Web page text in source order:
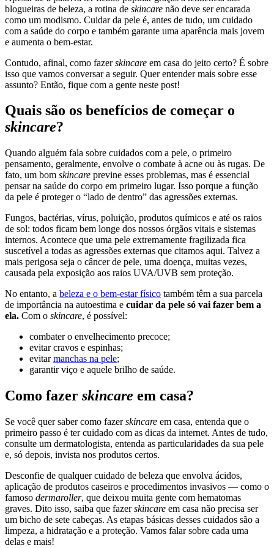
blogueiras de beleza, a rotina de skincare não deve ser encarada
como um modismo. Cuidar da pele é, antes de tudo, um cuidado
com a saúde do corpo e também garante uma aparência mais jovem
e aumenta o bem-estar.
Contudo, afinal, como fazerskincare em casa do jeito certo? É sobre
isso que vamos conversar a seguir. Quer entender mais sobre esse
assunto? Então, fique com a gente neste post!
Quais são os benefícios de começar o
skincare?
Quando alguém fala sobre cuidados com a pele, o primeiro
pensamento, geralmente, envolve o combate à acne ou às rugas. De
fato, um bom skincare previne esses problemas, mas é essencial
pensar na saúde do corpo em primeiro lugar. Isso porque a função
da pele é proteger o “lado de dentro” das agressões externas.
Fungos, bactérias, vírus, poluição, produtos químicos e até os raios
de sol: todos ficam bem longe dos nossos órgãos vitais e sistemas
internos. Acontece que uma pele extremamente fragilizada fica
suscetível a todas as agressões externas que citamos aqui. Talvez a
mais perigosa seja o câncer de pele, uma doença, muitas vezes,
causada pela exposição aos raios UVA/UVB sem proteção.
No entanto, a beleza e o bem-estar físico também têm a sua parcela
de importância na autoestima e cuidar da pele só vai fazer bem a
ela. Com o skincare, é possível:
combater o envelhecimento precoce;
evitar cravos e espinhas;
evitarmanchas na pele;
garantir viço e aquele brilho de saúde.
Como fazer skincare em casa?
Se você quer saber como fazerskincare em casa, entenda que o
primeiro passo é ter cuidado com as dicas da internet. Antes de tudo,
consulte um dermatologista, entenda as particularidades da sua pele
e, só depois, invista nos produtos certos.
Desconfie de qualquer cuidado de beleza que envolva ácidos,
aplicação de produtos caseiros e procedimentos invasivos — como o
famoso dermaroller, que deixou muita gente com hematomas
graves. Dito isso, saiba que fazerskincare em casa não precisa ser
um bicho de sete cabeças. As etapas básicas desses cuidados são a
limpeza, a hidratação e a proteção. Vamos falar sobre cada uma
delas e mais!